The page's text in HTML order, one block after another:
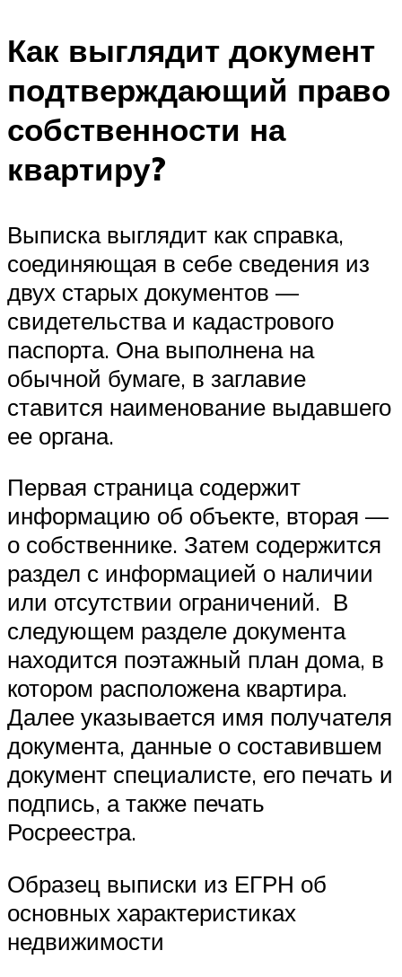
Как выглядит документ
подтверждающий право
собственности на
квартиру?
Выписка выглядит как справка,
соединяющая в себе сведения из
двух старых документов —
свидетельства и кадастрового
паспорта. Она выполнена на
обычной бумаге, в заглавие
ставится наименование выдавшего
ее органа.
Первая страница содержит
информацию об объекте, вторая —
о собственнике. Затем содержится
раздел с информацией о наличии
или отсутствии ограничений. В
следующем разделе документа
находится поэтажный план дома, в
котором расположена квартира.
Далее указывается имя получателя
документа, данные о составившем
документ специалисте, его печать и
подпись, а также печать
Росреестра.
Образец выписки из ЕГРН об
основных характеристиках
недвижимости